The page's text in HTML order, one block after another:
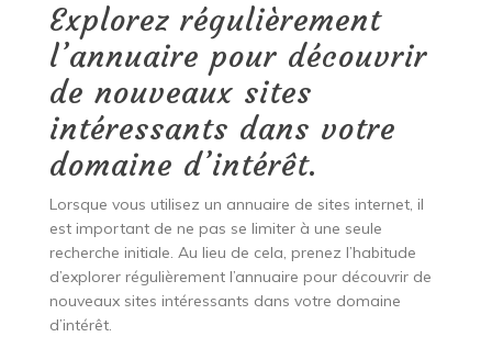
Explorez régulièrement
l’annuaire pour découvrir
de nouveaux sites
intéressants dans votre
domaine d’intérêt.
Lorsque vous utilisez un annuaire de sites internet, il
est important de ne pas se limiter à une seule
recherche initiale. Au lieu de cela, prenez l’habitude
d’explorer régulièrement l’annuaire pour découvrir de
nouveaux sites intéressants dans votre domaine
d’intérêt.